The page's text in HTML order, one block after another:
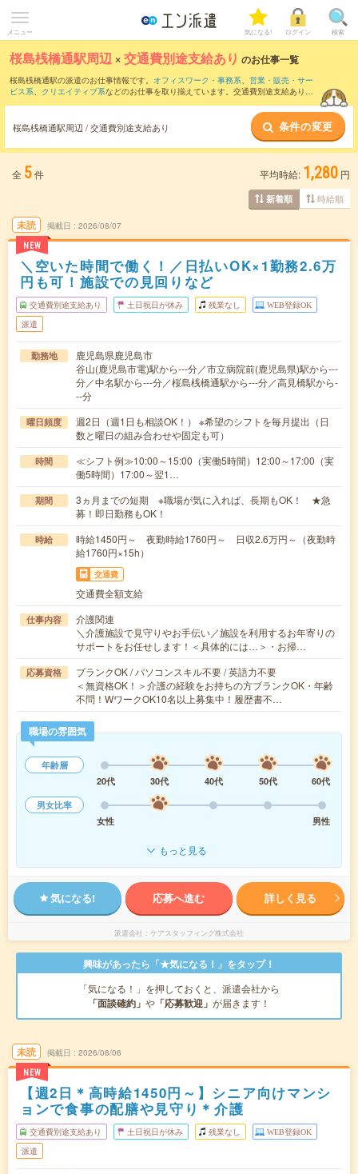
メニュー 気になる! ログイン 検索
桜島桟橋通駅周辺 ×交通費別途支給あり のお仕事一覧
桜島桟橋通駅の派遣のお仕事情報です。 オフィスワーク・事務系、 営業・販売・サー
ビス系、 クリエイティブ系などのお仕事を取り揃えています。交通費別途支給ありの
桜島桟橋通駅周辺 / 交通費別途支給あり 条件の変更
全 5件 平均時給: 1,280 円
新着順 時給順
未読
NEW
掲載日 2026/08/07
＼空いた時間で働く！／日払いOK×1勤務2.6万
円も可！施設での見回りなど
交通費別途支給あり 土日祝日が休み 残業なし WEB登録OK
派遣
勤務地
鹿児島県鹿児島市
谷山(鹿児島市電)駅から---分／市立病院前(鹿児島県)駅から---
分／中名駅から---分／桜島桟橋通駅から---分／高見橋駅から-
--分
曜日頻度
週2日（週1日も相談OK！） ※希望のシフトを毎月提出（日
数と曜日の組み合わせや固定も可）
時間
≪シフト例≫10:00～15:00（実働5時間）12:00～17:00（実
働5時間）17:00～翌1…
期間
3ヵ月までの短期 ※職場が気に入れば、長期もOK！ ★急
募！即日勤務もOK！
時給
時給1450円～ 夜勤時給1760円～ 日収2.6万円～（夜勤時
給1760円×15h）
交通費
交通費全額支給
仕事内容
介護関連
＼介護施設で見守りやお手伝い／施設を利用するお年寄りの
サポートをお任せします！＜具体的には…＞・お掃…
応募資格
ブランクOK / パソコンスキル不要 / 英語力不要
＜無資格OK！＞介護の経験をお持ちの方ブランクOK・年齢
不問！WワークOK10名以上募集中！履歴書不…
職場の雰囲気
年齢層
20代
30代 40代 50代
60代
男女比率
女性
男性
もっと見る
気になる! 応募へ進む 詳しく見る
派遣会社 ケアスタッフィング株式会社
興味があったら「★気になる！」をタップ！
「気になる！」を押しておくと、派遣会社から
「面談確約」 や 「応募歓迎」 が届きます！
未読
NEW
掲載日 2026/08/06
【週2日＊高時給1450円～】シニア向けマンシ
ョンで食事の配膳や見守り＊介護
交通費別途支給あり 土日祝日が休み 残業なし WEB登録OK
派遣